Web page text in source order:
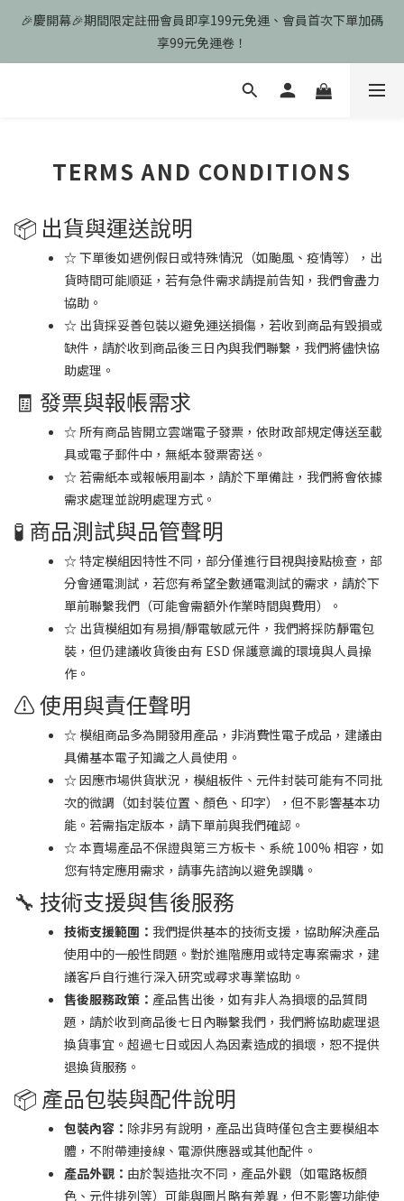
🎉慶開幕🎉期間限定註冊會員即享199元免運、會員首次下單加碼
享99元免運卷！
🎉慶開幕🎉期間限定註冊會員即享199元免運、會員首次下單加碼
享99元免運卷！
歡迎光臨瑪可希維，本站商品皆為台灣現貨、含稅可打統編
享99元免運卷！
TERMS AND CONDITIONS
📦 出貨與運送說明
☆ 下單後如遇例假日或特殊情況（如颱風、疫情等），出
貨時間可能順延，若有急件需求請提前告知，我們會盡力
協助。
☆ 出貨採妥善包裝以避免運送損傷，若收到商品有毀損或
缺件，請於收到商品後三日內與我們聯繫，我們將儘快協
助處理。
🧾 發票與報帳需求
☆ 所有商品皆開立雲端電子發票，依財政部規定傳送至載
具或電子郵件中，無紙本發票寄送。
☆ 若需紙本或報帳用副本，請於下單備註，我們將會依據
需求處理並說明處理方式。
🧪 商品測試與品管聲明
☆ 特定模組因特性不同，部分僅進行目視與接點檢查，部
分會通電測試，若您有希望全數通電測試的需求，請於下
單前聯繫我們（可能會需額外作業時間與費用）。
☆ 出貨模組如有易損/靜電敏感元件，我們將採防靜電包
裝，但仍建議收貨後由有 ESD 保護意識的環境與人員操
作。
⚠️ 使用與責任聲明
☆ 模組商品多為開發用產品，非消費性電子成品，建議由
具備基本電子知識之人員使用。
☆ 因應市場供貨狀況，模組板件、元件封裝可能有不同批
次的微調（如封裝位置、顏色、印字），但不影響基本功
能。若需指定版本，請下單前與我們確認。
☆ 本賣場產品不保證與第三方板卡、系統 100% 相容，如
您有特定應用需求，請事先諮詢以避免誤購。
🔧 技術支援與售後服務
技術支援範圍： 我們提供基本的技術支援，協助解決產品
使用中的一般性問題。對於進階應用或特定專案需求，建
議客戶自行進行深入研究或尋求專業協助。
售後服務政策： 產品售出後，如有非人為損壞的品質問
題，請於收到商品後七日內聯繫我們，我們將協助處理退
換貨事宜。超過七日或因人為因素造成的損壞，恕不提供
退換貨服務。
📦 產品包裝與配件說明
包裝內容： 除非另有說明，產品出貨時僅包含主要模組本
體，不附帶連接線、電源供應器或其他配件。
產品外觀： 由於製造批次不同，產品外觀（如電路板顏
色、元件排列等）可能與圖片略有差異，但不影響功能使